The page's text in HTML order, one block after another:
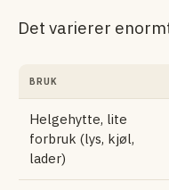
Det varierer
BRUK
Helgehytte, lite
forbruk (lys, kjøl,
lader)